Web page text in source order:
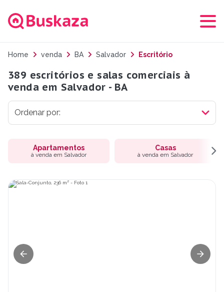
Home venda BA Salvador Escritório
389 escritórios e salas comerciais à
venda em Salvador - BA
Apartamentos
à venda em Salvador
Casas
à venda em Salvador